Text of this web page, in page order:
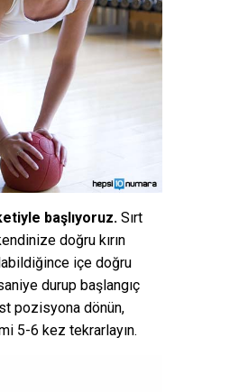
başlıyoruz. Sırt
doğru kırın
içe doğru
durup başlangıç
pozisyona dönün,
5-6 kez tekrarlayın.